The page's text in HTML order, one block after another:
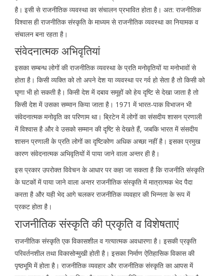
है। इसी से राजनीतिक व्यवस्था का संचालन प्रभावित होता है। अत: राजनीतिक
विश्वास ही राजनीतिक संस्कृति के माध्यम से राजनीतिक व्यवस्था का नियामक व
संचालन बना रहता है।
संवेदनात्मक अभिवृतियां
इसका सम्बन्ध लोगों की राजनीतिक व्यवस्था के प्रति मनोवृतियों या मनोभावों से
होता है। किसी व्यक्ति को तो अपने देश या व्यवस्था पर गर्व हो सेता है तो किसी को
घृणा भी हो सकती है। किसी देश में दबाव समूहों को हेय दृष्टि से देखा जाता है तो
किसी देश में उसका सम्मान किया जाता है। 1971 में भारत-पाक विभाजन भी
संवेदनात्मक मनोवृति का परिणाम था। ब्रिटेन में लोगों का संसदीय शासन प्रणाली
में विश्वास है और वे उसको सम्मान की दृष्टि से देखते हैं, जबकि भारत में संसदीय
शासन प्रणाली के प्रति लोगों का दृष्टिकोण अधिक अच्छा नहीं है। इसका प्रमुख
कारण संवेदनात्मक अभिवृतियों में पाया जाने वाला अन्तर ही है।
इस प्रकार उपरोक्त विवेचन के आधार पर कहा जा सकता है कि राजनीति संस्कृति
के घटकों में पाया जाने वाला अन्तर राजनीतिक संस्कृति में मात्रात्मक भेद पैदा
करता है और यही भेद आगे चलकर राजनीतिक व्यवहार की भिन्नता के रूप में
प्रकट होता है।
राजनीतिक संस्कृति की प्रकृति व विशेषताएं
राजनीतिक संस्कृति एक विकासशील व गत्यात्मक अवधारणा है। इसकी प्रकृति
परिवर्तनशील तथा विकासोन्मुखी होती है। इसका निर्माण ऐतिहासिक विकास की
पृष्ठभूमि में होता है। राजनीतिक व्यवहार और राजनीतिक संस्कृति का आपस में